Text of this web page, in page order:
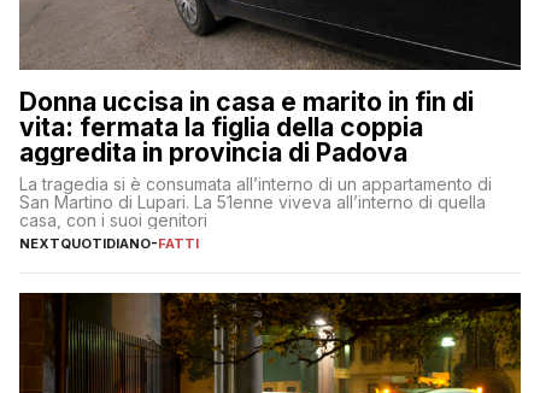
Donna uccisa in casa e marito in fin di
vita: fermata la figlia della coppia
aggredita in provincia di Padova
La tragedia si è consumata all’interno di un appartamento di
San Martino di Lupari. La 51enne viveva all’interno di quella
casa, con i suoi genitori
NEXTQUOTIDIANO-FATTI